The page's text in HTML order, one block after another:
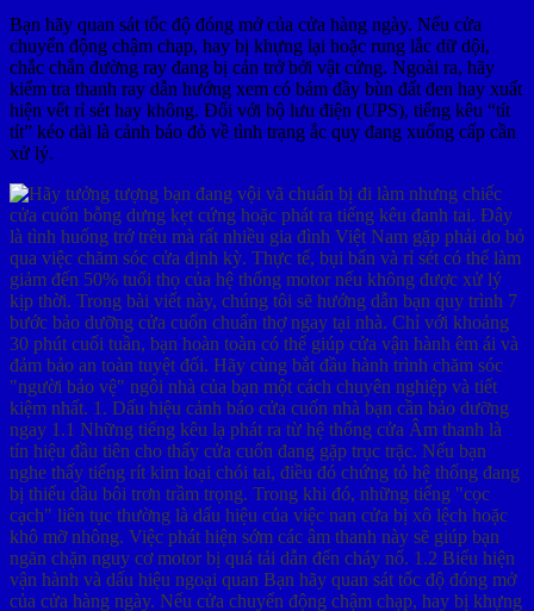
Bạn hãy quan sát tốc độ đóng mở của cửa hàng ngày. Nếu cửa
chuyển động chậm chạp, hay bị khựng lại hoặc rung lắc dữ dội,
chắc chắn đường ray đang bị cản trở bởi vật cứng. Ngoài ra, hãy
kiểm tra thanh ray dẫn hướng xem có bám đầy bùn đất đen hay xuất
hiện vết rỉ sét hay không. Đối với bộ lưu điện (UPS), tiếng kêu “tít
tít” kéo dài là cảnh báo đỏ về tình trạng ắc quy đang xuống cấp cần
xử lý.